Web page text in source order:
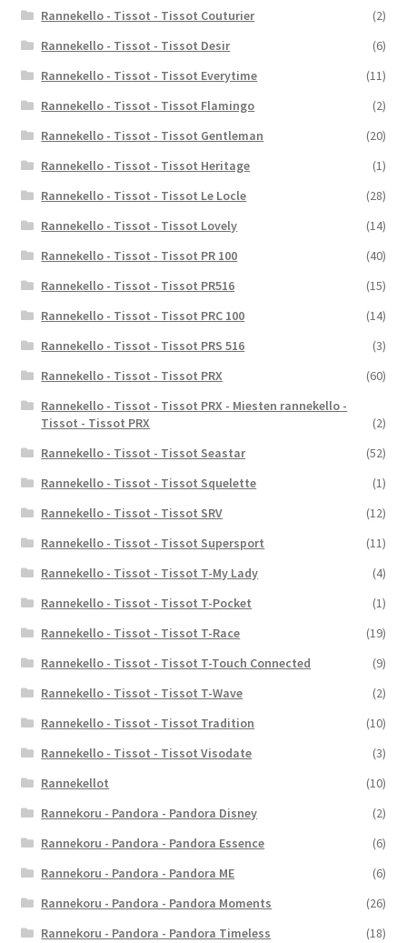
Rannekello - Tissot - Tissot Couturier
(2)
Rannekello - Tissot - Tissot Desir
(6)
Rannekello - Tissot - Tissot Everytime
(11)
Rannekello - Tissot - Tissot Flamingo
(2)
Rannekello - Tissot - Tissot Gentleman
(20)
Rannekello - Tissot - Tissot Heritage
(1)
Rannekello - Tissot - Tissot Le Locle
(28)
Rannekello - Tissot - Tissot Lovely
(14)
Rannekello - Tissot - Tissot PR 100
(40)
Rannekello - Tissot - Tissot PR516
(15)
Rannekello - Tissot - Tissot PRC 100
(14)
Rannekello - Tissot - Tissot PRS 516
(3)
Rannekello - Tissot - Tissot PRX
(60)
Rannekello - Tissot - Tissot PRX - Miesten rannekello -
Tissot - Tissot PRX
(2)
Rannekello - Tissot - Tissot Seastar
(52)
Rannekello - Tissot - Tissot Squelette
(1)
Rannekello - Tissot - Tissot SRV
(12)
Rannekello - Tissot - Tissot Supersport
(11)
Rannekello - Tissot - Tissot T-My Lady
(4)
Rannekello - Tissot - Tissot T-Pocket
(1)
Rannekello - Tissot - Tissot T-Race
(19)
Rannekello - Tissot - Tissot T-Touch Connected
(9)
Rannekello - Tissot - Tissot T-Wave
(2)
Rannekello - Tissot - Tissot Tradition
(10)
Rannekello - Tissot - Tissot Visodate
(3)
Rannekellot
(10)
Rannekoru - Pandora - Pandora Disney
(2)
Rannekoru - Pandora - Pandora Essence
(6)
Rannekoru - Pandora - Pandora ME
(6)
Rannekoru - Pandora - Pandora Moments
(26)
Rannekoru - Pandora - Pandora Timeless
(18)